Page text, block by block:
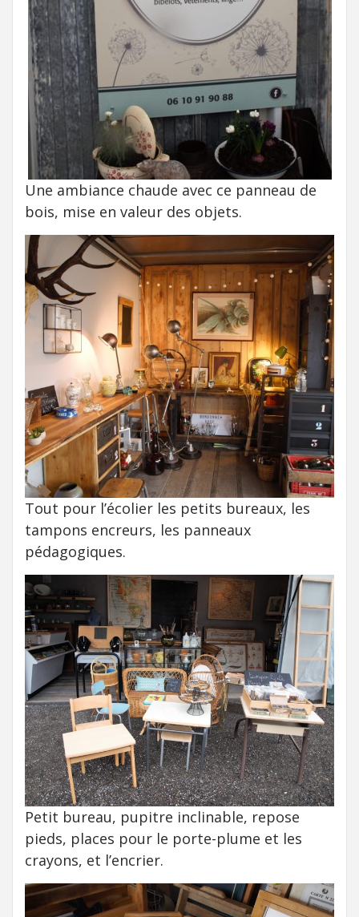
Une ambiance chaude avec ce panneau de
bois, mise en valeur des objets.
Tout pour l’écolier les petits bureaux, les
tampons encreurs, les panneaux
pédagogiques.
Petit bureau, pupitre inclinable, repose
pieds, places pour le porte-plume et les
crayons, et l’encrier.